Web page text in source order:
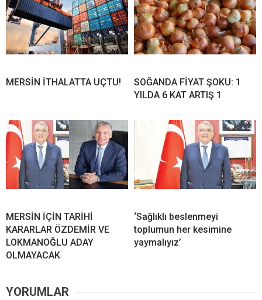
MERSİN İTHALATTA UÇTU!
SOĞANDA FİYAT ŞOKU: 1
YILDA 6 KAT ARTIŞ 1
MERSİN İÇİN TARİHİ
KARARLAR ÖZDEMİR VE
LOKMANOĞLU ADAY
OLMAYACAK
‘Sağlıklı beslenmeyi
toplumun her kesimine
yaymalıyız’
YORUMLAR